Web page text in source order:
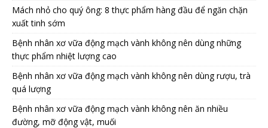
Mách nhỏ cho quý ông: 8 thực phẩm hàng đầu để ngăn chặn
xuất tinh sớm
Bệnh nhân xơ vữa động mạch vành không nên dùng những
thực phẩm nhiệt lượng cao
Bệnh nhân xơ vữa động mạch vành không nên dùng rượu, trà
quá lượng
Bệnh nhân xơ vữa động mạch vành không nên ăn nhiều
đường, mỡ động vật, muối